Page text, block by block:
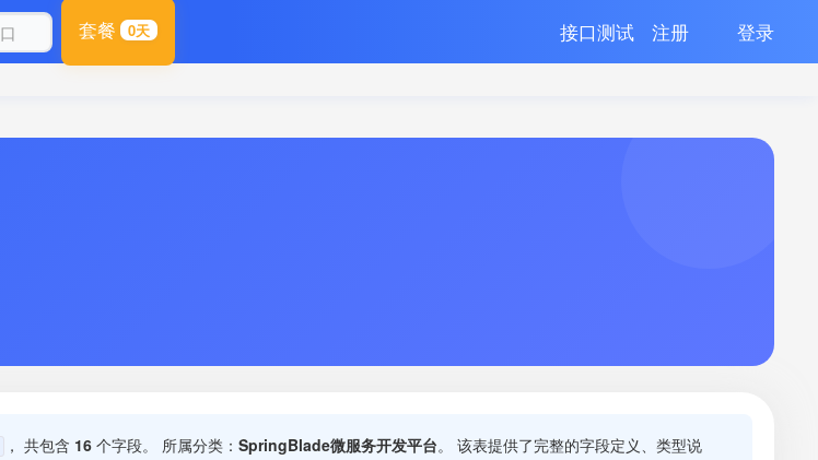
套餐 0天 接口测试 注册 登录
， 共包含 16 个字段。 所属分类： SpringBlade微服务开发平台。 该表提供了完整的字段定义、类型说